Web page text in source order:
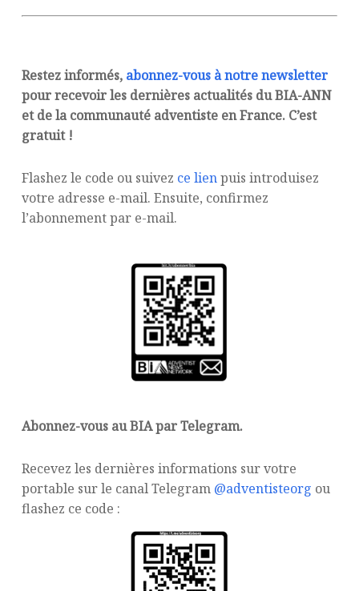
Restez informés, abonnez-vous à notre newsletter
pour recevoir les dernières actualités du BIA-ANN
et de la communauté adventiste en France. C’est
gratuit !
Flashez le code ou suivez ce lienpuis introduisez
votre adresse e-mail. Ensuite, confirmez
l’abonnement par e-mail.
Abonnez-vous au BIA par Telegram.
Recevez les dernières informations sur votre
portable sur le canal Telegram @adventisteorg ou
flashez ce code :